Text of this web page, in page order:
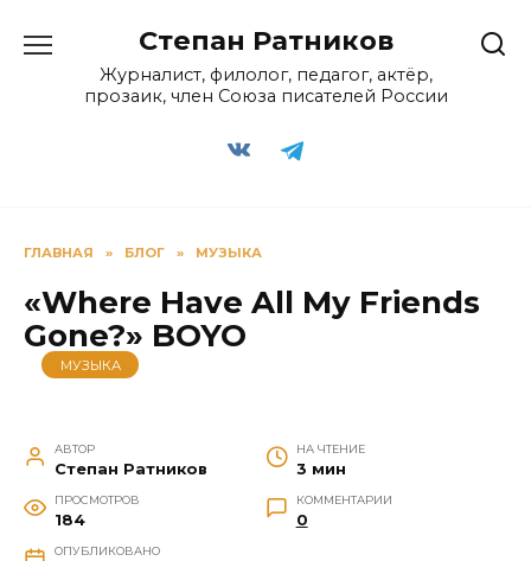
содержанию
Степан Ратников
Журналист, филолог, педагог, актёр,
прозаик, член Союза писателей России
ГЛАВНАЯ » БЛОГ » МУЗЫКА
«Where Have All My Friends
Gone?» BOYO
МУЗЫКА
АВТОР
Степан Ратников
НА ЧТЕНИЕ
3 мин
ПРОСМОТРОВ
184
КОММЕНТАРИИ
0
ОПУБЛИКОВАНО